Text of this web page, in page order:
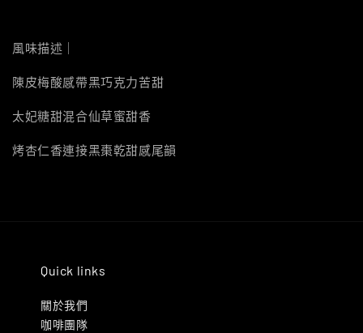
風味描述｜
陳皮梅酸感帶黑巧克力苦甜
太妃糖甜混合仙草蜜甜香
烤杏仁香連接黑棗乾甜感尾韻
Quick links
關於我們
咖啡團隊